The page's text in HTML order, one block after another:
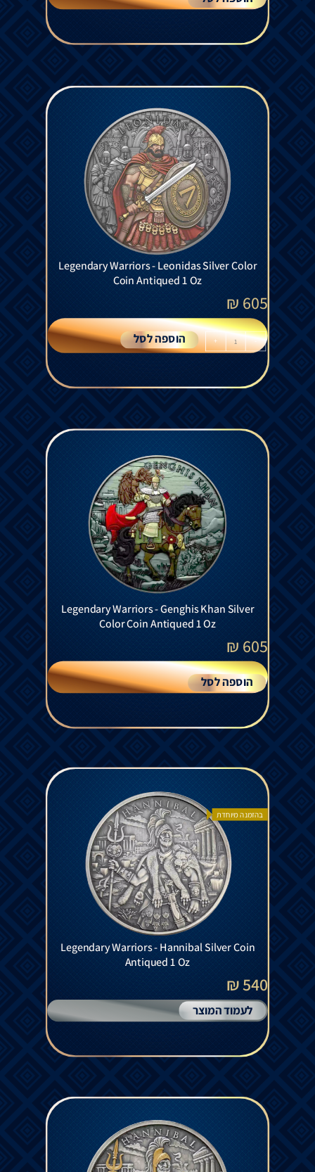
Legendary Warriors - Leonidas Silver Color
Coin Antiqued 1 Oz
605
₪
-
+ הוספה לסל
Legendary Warriors - Genghis Khan Silver
Color Coin Antiqued 1 Oz
605
₪
הוספה לסל
בהזמנה מיוחדת
Legendary Warriors - Hannibal Silver Coin
Antiqued 1 Oz
540 ₪
לעמוד המוצר